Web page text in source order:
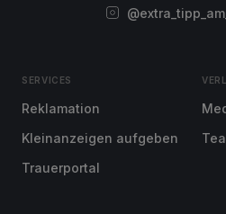
SERVICES
Reklamation
Kleinanzeigen aufgeben
Trauerportal